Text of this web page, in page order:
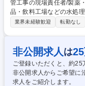
管工事の現場責任者/製薬・半導体工場案件
品・飲料工場などの水処
質・安全・原価管理を担
程・品質・安全・原価管
業・メーカー担当者との
への改善対応を担当。将
っていただきます。 募集職種 福岡/施工管理マネージャー/水処理配管工事
の現場責任者/製薬・半導
業界未経験歓迎 転勤なし
非公開求人 は25
ご登録いただくと、約25
非公開求人からご希望に
求人をご紹介します。